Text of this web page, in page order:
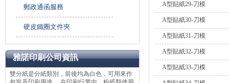
郵政通函服務
硬皮鐵圈文件夾
雅諾印刷公司資訊
雙分紙是分紙類別，前後均為白色，可用來作
A型貼紙29-刀模
A型貼紙30-刀模
A型貼紙31-刀模
A型貼紙32-刀模
A型貼紙33-刀模